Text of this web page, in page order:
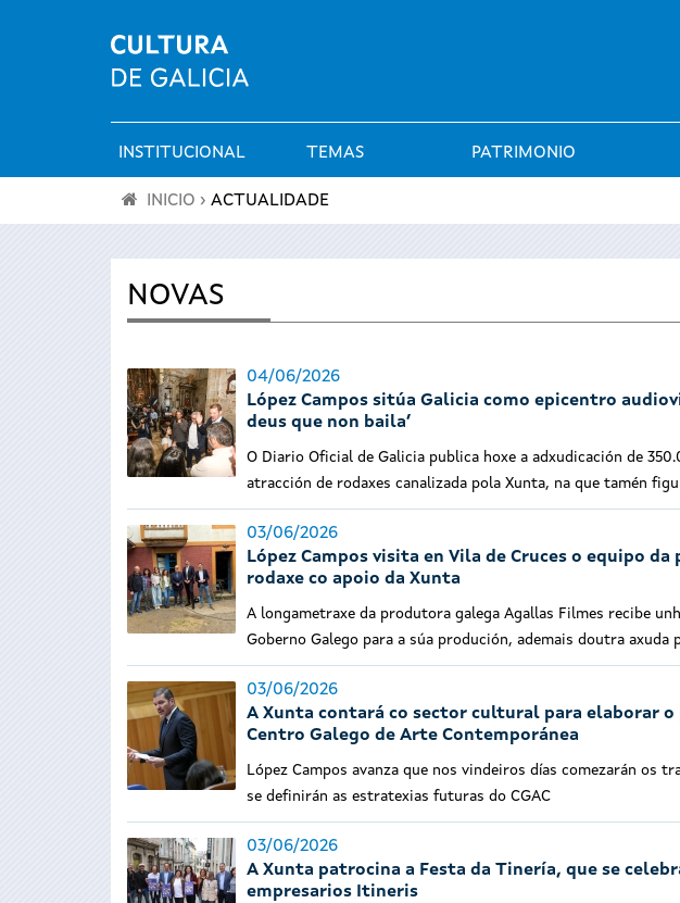
Menú
principal
INSTITUCIONAL TEMAS PATRIMONIO
está
INICIO › ACTUALIDADE
NOVAS
04/06/2026
López Campos sitúa Galicia como epicentro
deus que non baila’
O Diario Oficial de Galicia publica hoxe a adxudicación de
atracción de rodaxes canalizada pola Xunta, na que tamén
03/06/2026
López Campos visita en Vila de Cruces o equipo
rodaxe co apoio da Xunta
A longametraxe da produtora galega Agallas Filmes recibe
Goberno Galego para a súa produción, ademais doutra
03/06/2026
A Xunta contará co sector cultural para elaborar
Centro Galego de Arte Contemporánea
López Campos avanza que nos vindeiros días comezarán os
se definirán as estratexias futuras do CGAC
03/06/2026
A Xunta patrocina a Festa da Tinería, que se
empresarios Itineris